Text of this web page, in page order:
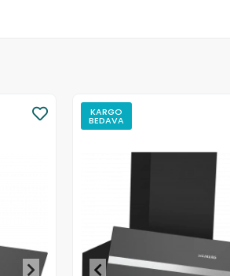
Stokta Yok
KARGO
BEDAVA